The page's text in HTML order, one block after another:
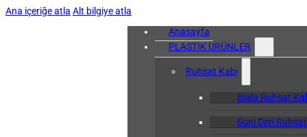
Ana içeriğe atla Alt bilgiye atla
Anasayfa
PLASTİK ÜRÜNLER
Ruhsat Kabı
Biala Ruhsat
Suni Deri Ruhsat